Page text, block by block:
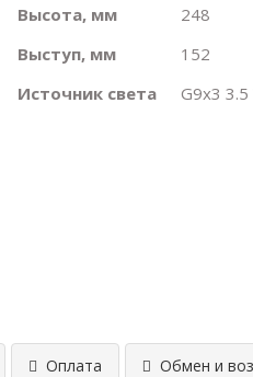
Высота, мм
248
Выступ, мм
152
Источник света
G9х3 3.5
Оплата Обмен и